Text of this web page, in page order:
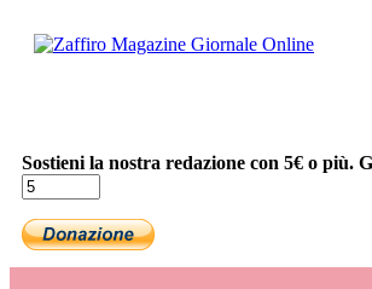
Sostieni la nostra redazione con 5€ o più.